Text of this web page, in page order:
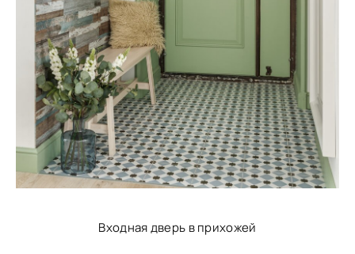
Входная дверь в прихожей